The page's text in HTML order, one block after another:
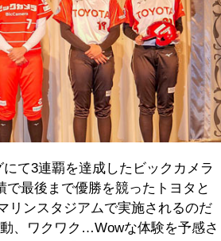
て3連覇を達成したビックカメラ
で最後まで優勝を競ったトヨタと
リンスタジアムで実施されるのだ
、ワクワク…Wowな体験を予感さ